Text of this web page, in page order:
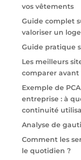
vos vêtements
Guide complet
valoriser un
Guide pratique
Les meilleurs
comparer avant
Exemple de
entreprise : à
continuité
Analyse de
Comment les
le quotidien ?